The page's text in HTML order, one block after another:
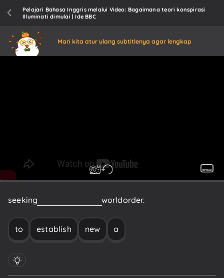
Pelajari Bahasa Inggris melalui Video: Bagaimana teori konspirasi
Illuminati dimulai | Ide BBC
Mari kita atur ulang subtitlenya agar lengkap
seeking worldorder.
to establish new a